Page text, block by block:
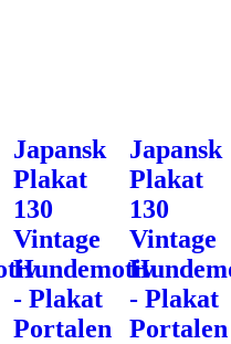
Japansk
Plakat
130
Vintage
Hundemotiv
- Plakat
Portalen
Japansk
Plakat
130
Vintage
- Plakat
Portalen